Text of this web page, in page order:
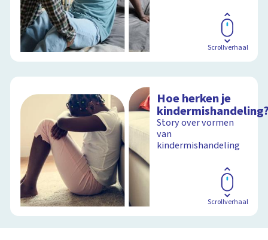
Scrollverhaal
Hoe herken je
Story over vormen
van
kindermishandeling
Scrollverhaal